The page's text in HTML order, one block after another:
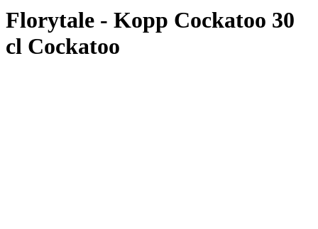
Florytale - Kopp Cockatoo 30
cl Cockatoo